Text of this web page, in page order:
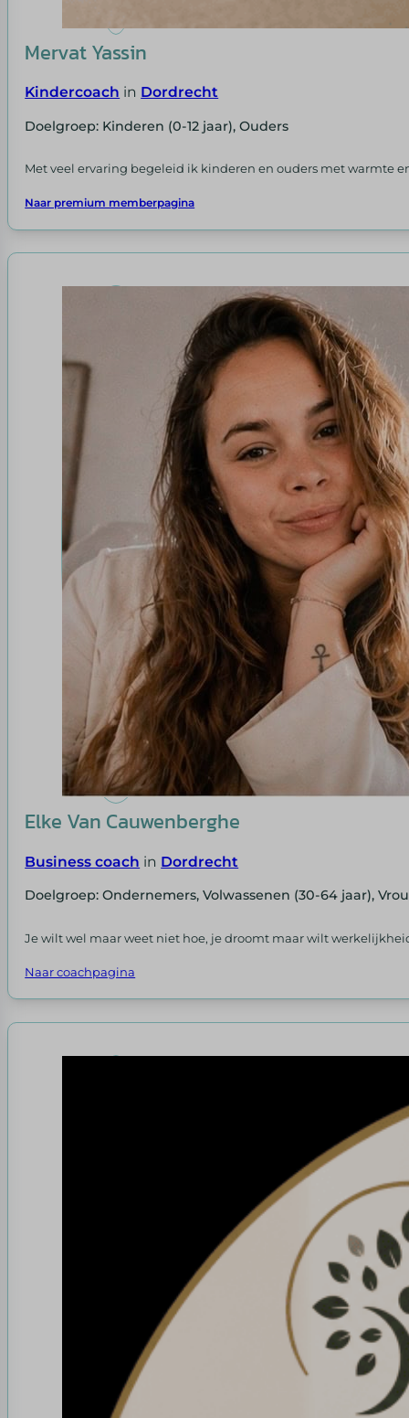
Mervat Yassin
Kindercoach in Dordrecht
Doelgroep: Kinderen (0-12 jaar), Ouders
Met veel ervaring begeleid ik kinderen en ouders met warmte
Naar premium memberpagina
Elke Van Cauwenberghe
Business coach in Dordrecht
Doelgroep: Ondernemers, Volwassenen (30-64 jaar),
Je wilt wel maar weet niet hoe, je droomt maar wilt
Naar coachpagina